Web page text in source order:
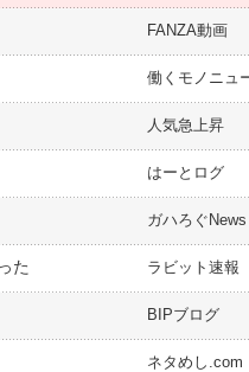
FANZA動画
働くモノニュ
人気急上昇
はーとログ
ガハろぐNews
た ラビット速報
BIPブログ
ネタめし.com